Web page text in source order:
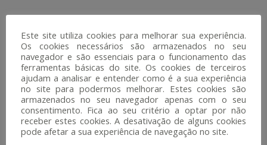
PRODUTOS
RELACIONADOS
PROMOÇÃO!
Este site utiliza cookies para melhorar sua experiência.
Os cookies necessários são armazenados no seu
navegador e são essenciais para o funcionamento das
ferramentas básicas do site. Os cookies de terceiros
ajudam a analisar e entender como é a sua experiência
no site para podermos melhorar. Estes cookies são
armazenados no seu navegador apenas com o seu
consentimento. Fica ao seu critério a optar por não
receber estes cookies. A desativação de alguns cookies
pode afetar a sua experiência de navegação no site.